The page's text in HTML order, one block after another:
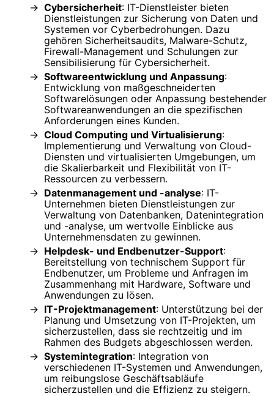
Cybersicherheit: IT-Dienstleister bieten
Dienstleistungen zur Sicherung von Daten und
Systemen vor Cyberbedrohungen. Dazu
gehören Sicherheitsaudits, Malware-Schutz,
Firewall-Management und Schulungen zur
Sensibilisierung für Cybersicherheit.
Softwareentwicklung und Anpassung:
Entwicklung von maßgeschneiderten
Softwarelösungen oder Anpassung bestehender
Softwareanwendungen an die spezifischen
Anforderungen eines Kunden.
Cloud Computing und Virtualisierung:
Implementierung und Verwaltung von Cloud-
Diensten und virtualisierten Umgebungen, um
die Skalierbarkeit und Flexibilität von IT-
Ressourcen zu verbessern.
Datenmanagement und -analyse: IT-
Unternehmen bieten Dienstleistungen zur
Verwaltung von Datenbanken, Datenintegration
und -analyse, um wertvolle Einblicke aus
Unternehmensdaten zu gewinnen.
Helpdesk- und Endbenutzer-Support:
Bereitstellung von technischem Support für
Endbenutzer, um Probleme und Anfragen im
Zusammenhang mit Hardware, Software und
Anwendungen zu lösen.
IT-Projektmanagement: Unterstützung bei der
Planung und Umsetzung von IT-Projekten, um
sicherzustellen, dass sie rechtzeitig und im
Rahmen des Budgets abgeschlossen werden.
Systemintegration: Integration von
verschiedenen IT-Systemen und Anwendungen,
um reibungslose Geschäftsabläufe
sicherzustellen und die Effizienz zu steigern.